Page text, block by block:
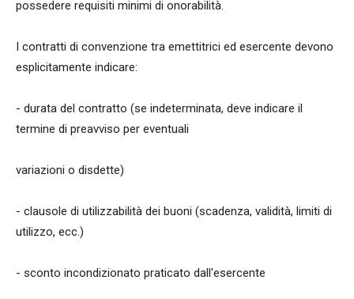
possedere requisiti minimi di onorabilità.
I contratti di convenzione tra emettitrici ed esercente devono
esplicitamente indicare:
- durata del contratto (se indeterminata, deve indicare il
termine di preavviso per eventuali
variazioni o disdette)
- clausole di utilizzabilità dei buoni (scadenza, validità, limiti di
utilizzo, ecc.)
- sconto incondizionato praticato dall'esercente